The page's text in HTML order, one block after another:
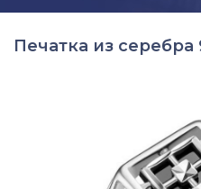
Печатка из серебра